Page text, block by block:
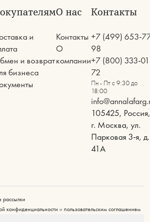
и
и возврат
бизнеса
О нас
Контакты
О
компании
Контакты
+7 (499) 653-
98
+7 (800) 333-
72
Пн - Пт с 9:30 до
18:00
105425, Россия,
г. Москва, ул.
Парковая 3-я, д.
41А
рассылки
конфиденциальности и пользовательским соглашением